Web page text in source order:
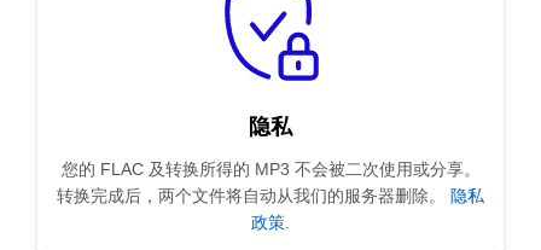
隐私
您的 FLAC 及转换所得的 MP3 不会被二次使用或分享。
转换完成后，两个文件将自动从我们的服务器删除。
隐私
政策.